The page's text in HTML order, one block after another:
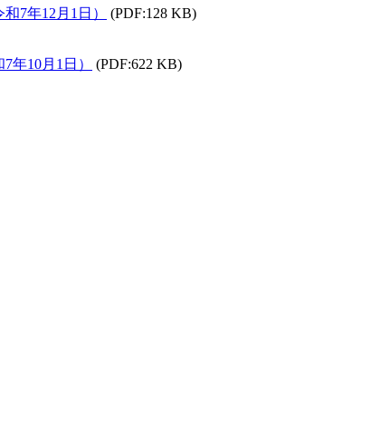
7年12月1日） (PDF:128 KB)
年10月1日） (PDF:622 KB)